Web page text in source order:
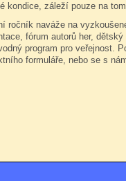
kondice, záleží pouze na
ročník naváže na
fórum autorů her,
program pro veřejnost.
formuláře, nebo se s